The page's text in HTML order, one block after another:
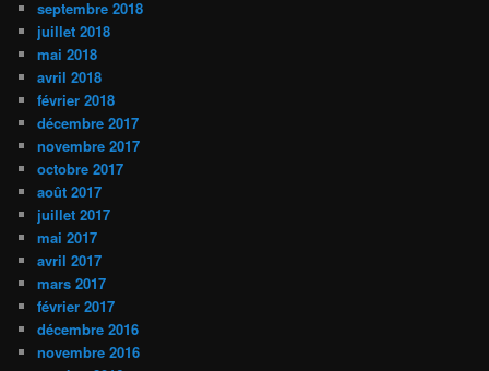
septembre 2018
juillet 2018
mai 2018
avril 2018
février 2018
décembre 2017
novembre 2017
octobre 2017
août 2017
juillet 2017
mai 2017
avril 2017
mars 2017
février 2017
décembre 2016
novembre 2016